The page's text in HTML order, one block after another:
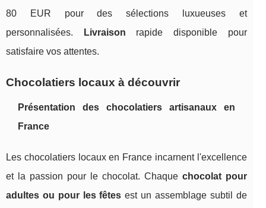
80 EUR pour des sélections luxueuses et
personnalisées.
Livraison rapide disponible pour
satisfaire vos attentes.
Chocolatiers locaux à découvrir
Présentation des chocolatiers artisanaux en
France
Les chocolatiers locaux en France incarnent l'excellence
et la passion pour le chocolat. Chaque chocolat pour
adultes ou pour les fêtes est un assemblage subtil de